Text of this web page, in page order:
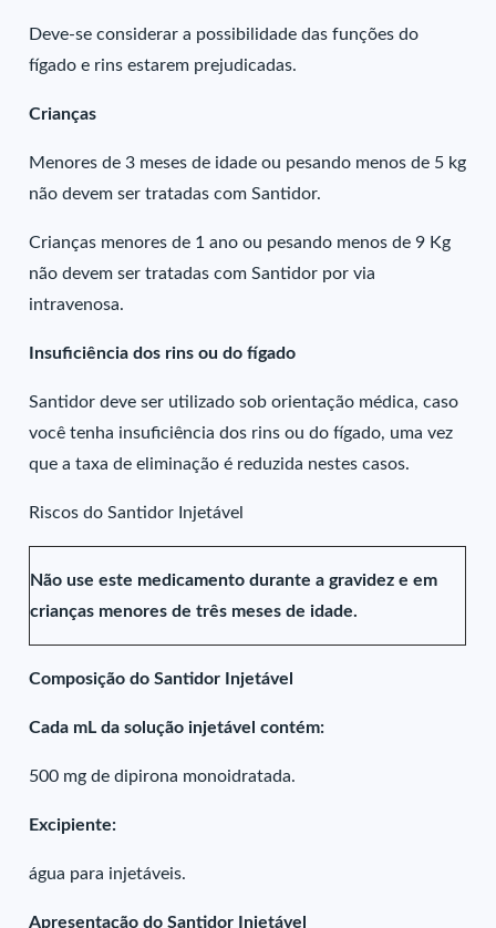
Deve-se considerar a possibilidade das funções do
fígado e rins estarem prejudicadas.
Crianças
Menores de 3 meses de idade ou pesando menos de 5 kg
não devem ser tratadas com Santidor.
Crianças menores de 1 ano ou pesando menos de 9 Kg
não devem ser tratadas com Santidor por via
intravenosa.
Insuficiência dos rins ou do fígado
Santidor deve ser utilizado sob orientação médica, caso
você tenha insuficiência dos rins ou do fígado, uma vez
que a taxa de eliminação é reduzida nestes casos.
Riscos do Santidor Injetável
Não use este medicamento durante a gravidez e em
crianças menores de três meses de idade.
Composição do Santidor Injetável
Cada mL da solução injetável contém:
500 mg de dipirona monoidratada.
Excipiente:
água para injetáveis.
Apresentação do Santidor Injetável